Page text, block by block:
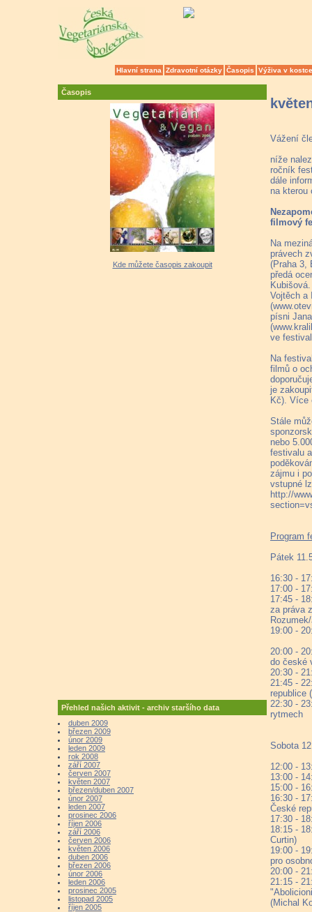
Hlavní strana Zdravotní otázky Časopis Výživa v kostce
Časopis
Kde můžete časopis zakoupit
Přehled našich aktivit - archiv staršího data
duben 2009
březen 2009
únor 2009
leden 2009
rok 2008
září 2007
červen 2007
květen 2007
březen/duben 2007
únor 2007
leden 2007
prosinec 2006
říjen 2006
září 2006
červen 2006
květen 2006
duben 2006
březen 2006
únor 2006
leden 2006
prosinec 2005
listopad 2005
říjen 2005
Vážení
níže
ročník
dále
na kterou
filmový
Na
právech
(Praha 3,
předá
Vojtěch a
písni
ve
Na
filmů o
je
Kč). Více
Stále
nebo
festivalu
zájmu i
vstupné
http://
Program
Pátek
16:30 -
17:00 -
17:45 -
za práva
19:00 -
20:00 -
do české
20:30 -
21:45 -
republice
22:30 -
rytmech
Sobota
12:00 -
13:00 -
15:00 -
16:30 -
České
17:30 -
18:15 -
Curtin)
19:00 -
pro
20:00 -
21:15 -
(Michal